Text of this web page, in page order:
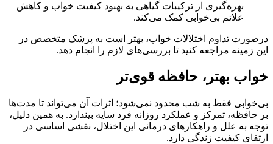
بهره‌گیری از ترکیبات گیاهی به بهبود کیفیت خواب و کاهش
علائم بی‌خوابی کمک می‌کند.
درصورت تداوم اختلالات خواب، بهتر است به پزشک متخصص در
این زمینه مراجعه کنید تا بررسی‌های لازم را انجام دهد.
خواب بهتر، حافظه قوی‌تر
بی‌خوابی فقط به شب محدود نمی‌شود؛ اثرات آن می‌تواند تا مدت‌ها
بر حافظه، تمرکز و عملکرد روزانه فرد سایه بیندازد. به همین دلیل،
توجه به علل و راهکارهای درمانی این اختلال، نقشی اساسی در
ارتقای کیفیت زندگی دارد.